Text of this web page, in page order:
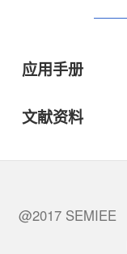
应用手册
文献资料
@2017 SEMIEE